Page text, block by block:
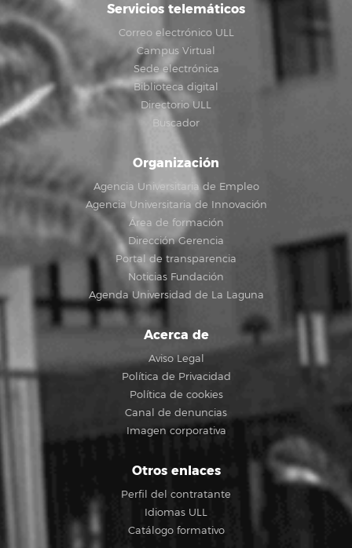
Servicios telemáticos
Correo electrónico ULL
Campus Virtual
Sede electrónica
Biblioteca digital
Directorio ULL
Buscador
Organización
Agencia Universitaria de Empleo
Agencia Universitaria de Innovación
Área de formación
Dirección Gerencia
Portal de transparencia
Noticias Fundación
Agenda Universidad de La Laguna
Acerca de
Aviso Legal
Política de Privacidad
Política de cookies
Canal de denuncias
Imagen corporativa
Otros enlaces
Perfil del contratante
Idiomas ULL
Catálogo formativo